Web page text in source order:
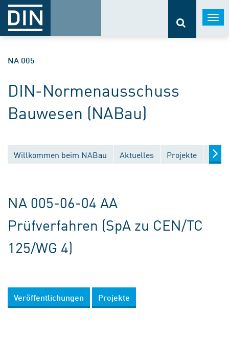
NA 005
DIN-Normenausschuss
Bauwesen (NABau)
Willkommen beim NABau Aktuelles Projekte
NA 005-06-04 AA
Prüfverfahren (SpA zu CEN/TC
125/WG 4)
Veröffentlichungen Projekte